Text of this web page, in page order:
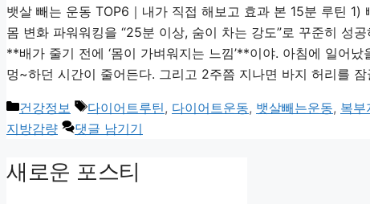
뱃살 빼는 운동 TOP6｜내가 직접 해보고 효과 본 15분 루틴 1)
몸 변화 파워워킹을 “25분 이상, 숨이 차는 강도”로 꾸준히 성
**배가 줄기 전에 ‘몸이 가벼워지는 느낌’**이야. 아침에 일어
멍~하던 시간이 줄어든다. 그리고 2주쯤 지나면 바지 허리를
카
테
리
건강정보
태
그
다이어트루틴, 다이어트운동, 뱃살빼는운동, 복부
지방감량
댓글 남기기
새로운 포스티